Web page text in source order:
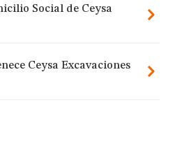
Social de Ceysa
Ceysa Excavaciones